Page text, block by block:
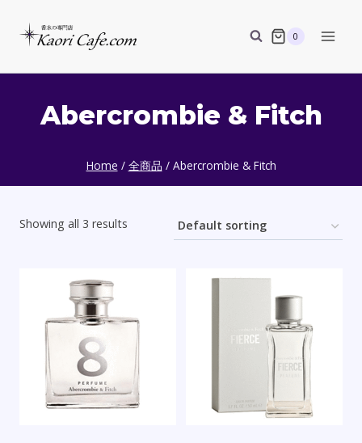
0
Abercrombie & Fitch
Home / 全商品 / Abercrombie & Fitch
Showing all 3 results